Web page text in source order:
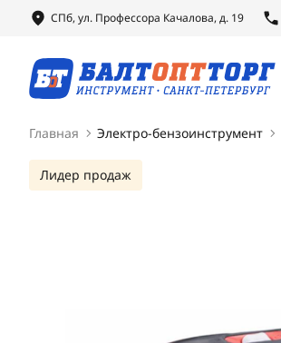
СПб, ул. Профессора Качалова, д. 19
Главная Электро-бензоинструмент
Лидер продаж